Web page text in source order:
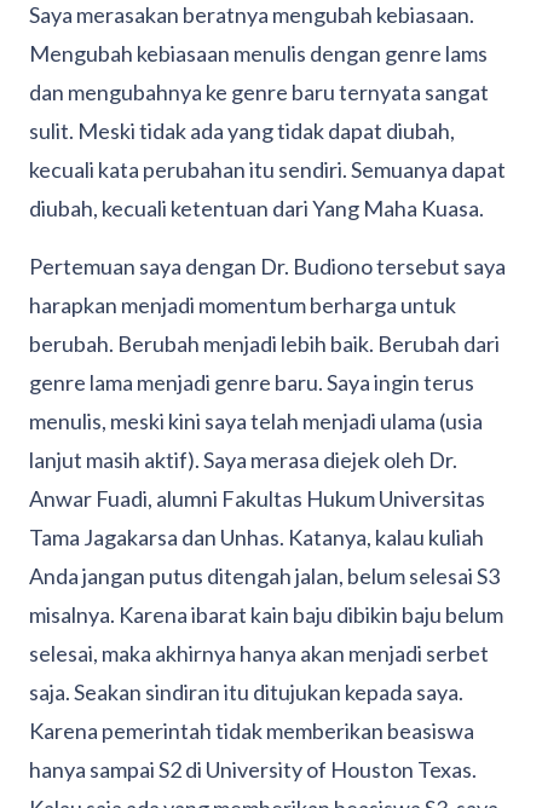
Saya merasakan beratnya mengubah kebiasaan.
Mengubah kebiasaan menulis dengan genre lams
dan mengubahnya ke genre baru ternyata sangat
sulit. Meski tidak ada yang tidak dapat diubah,
kecuali kata perubahan itu sendiri. Semuanya dapat
diubah, kecuali ketentuan dari Yang Maha Kuasa.
Pertemuan saya dengan Dr. Budiono tersebut saya
harapkan menjadi momentum berharga untuk
berubah. Berubah menjadi lebih baik. Berubah dari
genre lama menjadi genre baru. Saya ingin terus
menulis, meski kini saya telah menjadi ulama (usia
lanjut masih aktif). Saya merasa diejek oleh Dr.
Anwar Fuadi, alumni Fakultas Hukum Universitas
Tama Jagakarsa dan Unhas. Katanya, kalau kuliah
Anda jangan putus ditengah jalan, belum selesai S3
misalnya. Karena ibarat kain baju dibikin baju belum
selesai, maka akhirnya hanya akan menjadi serbet
saja. Seakan sindiran itu ditujukan kepada saya.
Karena pemerintah tidak memberikan beasiswa
hanya sampai S2 di University of Houston Texas.